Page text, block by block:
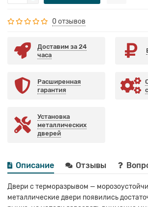
0 отзывов
Доставим за 24
часа
Расширенная
гарантия
Установка
металлических
дверей
Описание Отзывы
Двери с терморазрывом —
металлические двери появились